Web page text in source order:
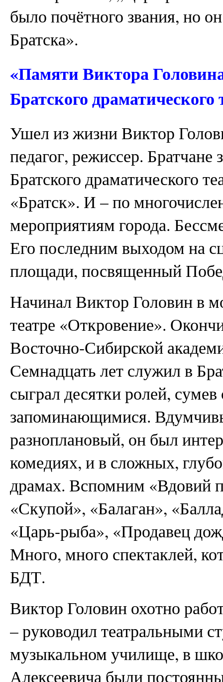
было почётного звания, но
Братска».
«Памяти Виктора
Братского драматического
Ушел из жизни Виктор
педагог, режиссер. Братчане
Братского драматического
«Братск». И – по
мероприятиям города.
Его последним выходом на
площади, посвященный
Начинал Виктор Головин в
театре «Откровение».
Восточно-Сибирской
Семнадцать лет служил в
сыграл десятки ролей,
запоминающимися.
разноплановый, он был
комедиях, и в сложных,
драмах. Вспомним «Вдовий
«Скупой», «Балаган»,
«Царь-рыба», «Продавец
Много, много спектаклей,
БДТ.
Виктор Головин охотно
– руководил театральными
музыкальном училище, в
Алексеевича были